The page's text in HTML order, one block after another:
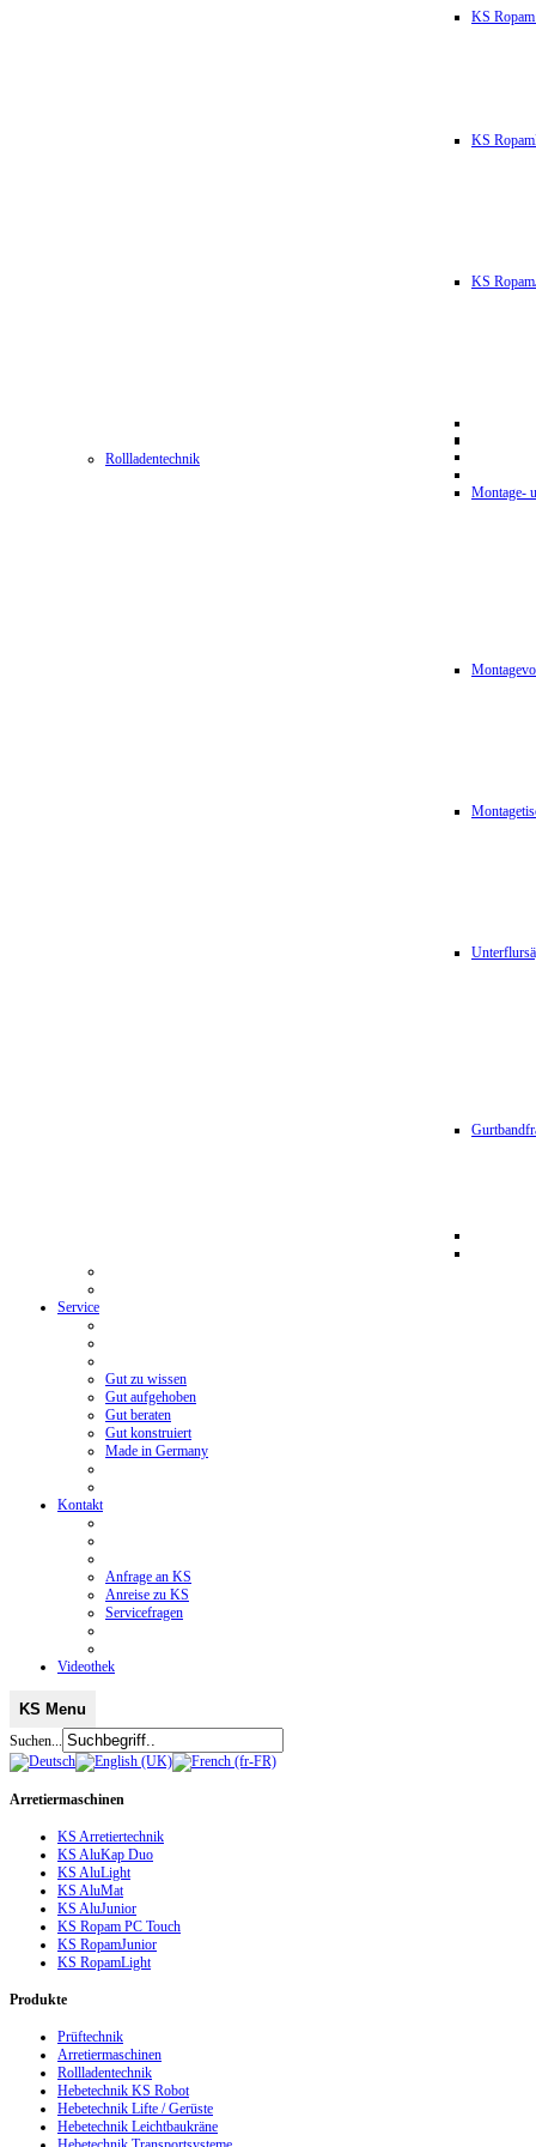
KS
KS
KS
Rollladentechnik
Montage-
Service
Gut zu wissen
Gut aufgehoben
Gut beraten
Gut konstruiert
Made in Germany
Kontakt
Anfrage an KS
Anreise zu KS
Servicefragen
Videothek
KS Menu
Suchen...
Arretiermaschinen
KS Arretiertechnik
KS AluKap Duo
KS AluLight
KS AluMat
KS AluJunior
KS Ropam PC Touch
KS RopamJunior
KS RopamLight
Produkte
Prüftechnik
Arretiermaschinen
Rollladentechnik
Hebetechnik KS Robot
Hebetechnik Lifte / Gerüste
Hebetechnik Leichtbaukräne